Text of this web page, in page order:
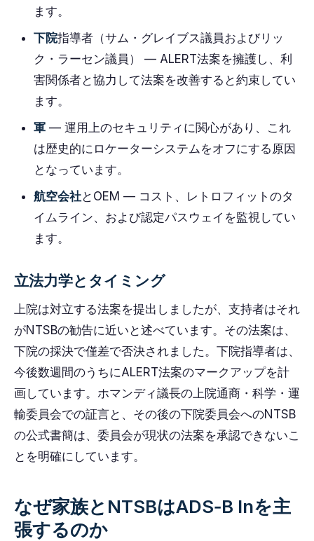
ます。
下院指導者（サム・グレイブス議員およびリッ
ク・ラーセン議員） — ALERT法案を擁護し、利
害関係者と協力して法案を改善すると約束してい
ます。
軍 — 運用上のセキュリティに関心があり、これ
は歴史的にロケーターシステムをオフにする原因
となっています。
航空会社とOEM — コスト、レトロフィットのタ
イムライン、および認定パスウェイを監視してい
ます。
立法力学とタイミング
上院は対立する法案を提出しましたが、支持者はそれ
がNTSBの勧告に近いと述べています。その法案は、
下院の採決で僅差で否決されました。下院指導者は、
今後数週間のうちにALERT法案のマークアップを計
画しています。ホマンディ議長の上院通商・科学・運
輸委員会での証言と、その後の下院委員会へのNTSB
の公式書簡は、委員会が現状の法案を承認できないこ
とを明確にしています。
なぜ家族とNTSBはADS‑B Inを主
張するのか